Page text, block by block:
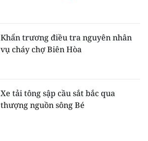
Khẩn trương điều tra nguyên nhân
vụ cháy chợ Biên Hòa
Xe tải tông sập cầu sắt bắc qua
thượng nguồn sông Bé